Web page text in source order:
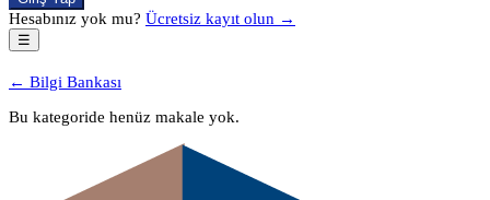
Hesabınız yok mu? Ücretsiz kayıt olun →
☰
← Bilgi Bankası
Bu kategoride henüz makale yok.